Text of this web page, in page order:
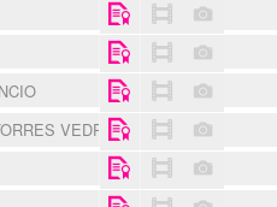
VEDRAS